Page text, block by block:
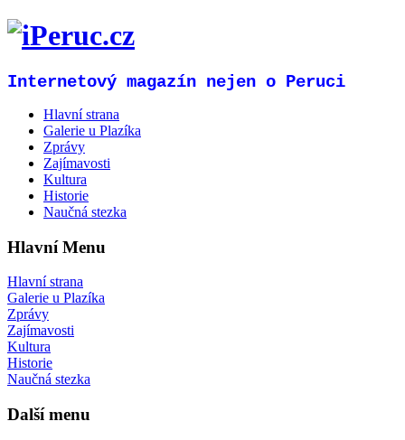
Internetový magazín nejen o Peruci
Hlavní strana
Galerie u Plazíka
Zprávy
Zajímavosti
Kultura
Historie
Naučná stezka
Hlavní Menu
Hlavní strana
Galerie u Plazíka
Zprávy
Zajímavosti
Kultura
Historie
Naučná stezka
Další menu